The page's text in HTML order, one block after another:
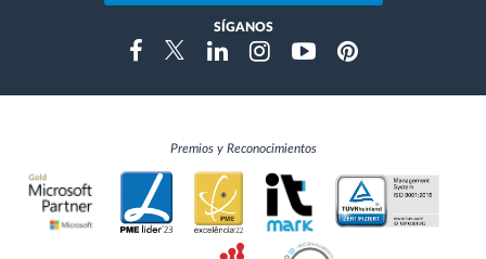
SÍGANOS
FacebookTwitterLinkedinInstragramYoutubePinterest
Premios y Reconocimientos